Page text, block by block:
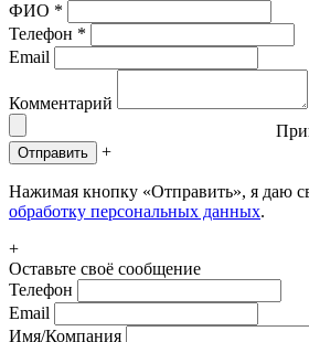
ФИО *
Телефон *
Email
Комментарий
Отправить +
Нажимая кнопку «Отправить», я даю
обработку персональных данных.
+
Оставьте своё сообщение
Телефон
Email
Имя/Компания